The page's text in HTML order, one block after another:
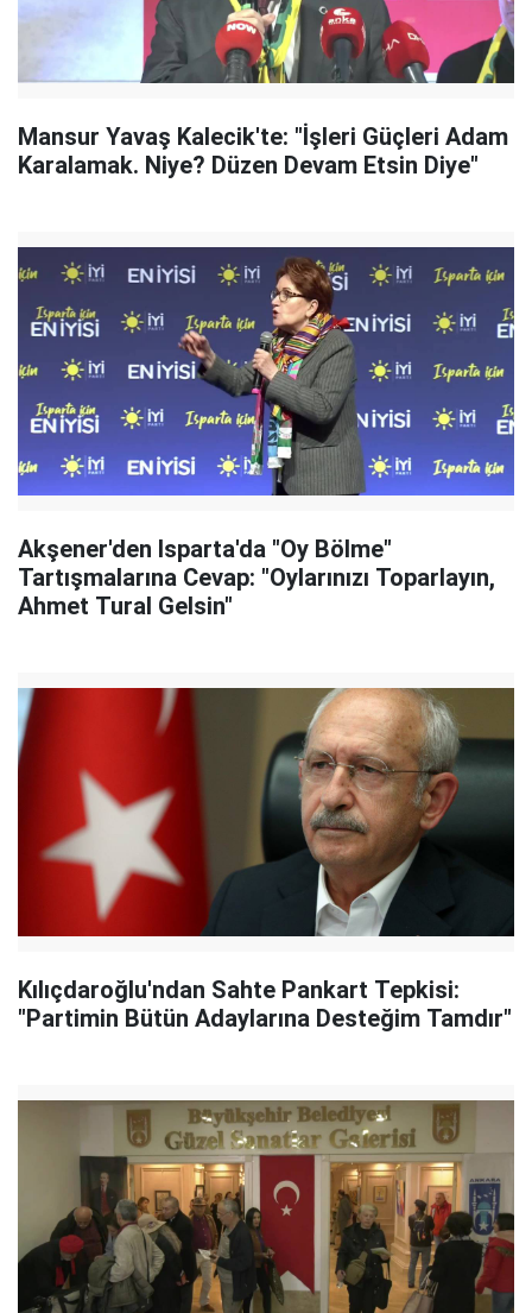
Mansur Yavaş Kalecik'te: "İşleri Güçleri Adam
Karalamak. Niye? Düzen Devam Etsin Diye"
Akşener'den Isparta'da "Oy Bölme"
Tartışmalarına Cevap: "Oylarınızı Toparlayın,
Ahmet Tural Gelsin"
Kılıçdaroğlu'ndan Sahte Pankart Tepkisi:
"Partimin Bütün Adaylarına Desteğim Tamdır"